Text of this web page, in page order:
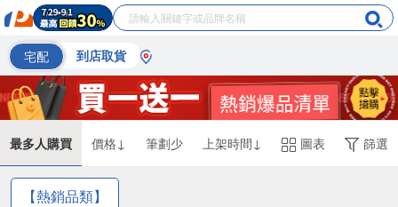
宅配 到店取貨
最多人購買 價格↓ 筆劃少 上架時間↓ 圖表 篩選
【熱銷品類】